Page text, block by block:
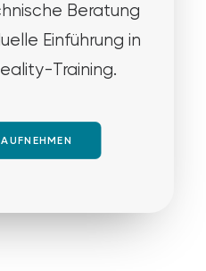
Beratung
Einführung in
Training.